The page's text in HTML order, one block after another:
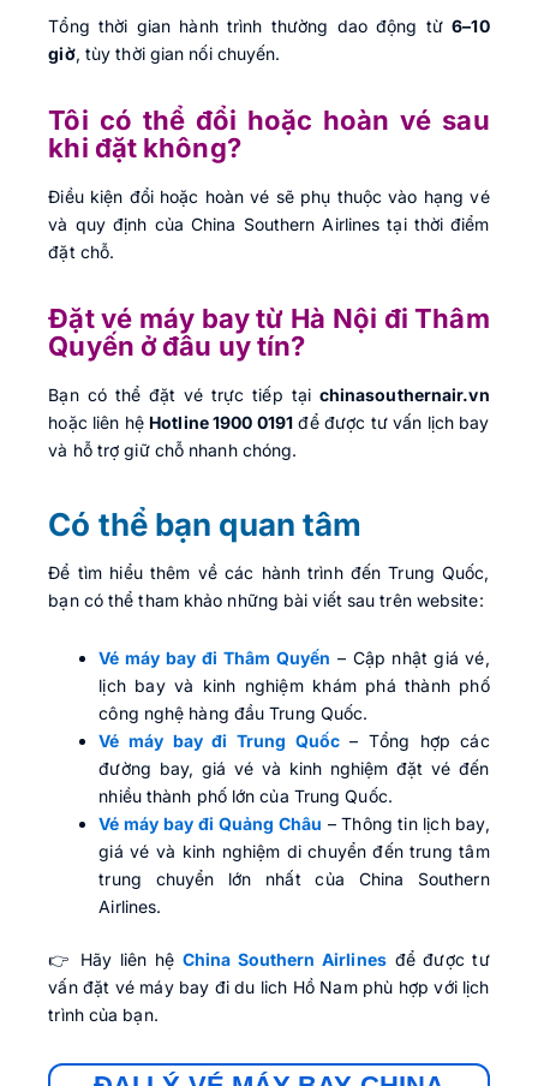
Tổng thời gian hành trình thường dao động từ6–10
giờ, tùy thời gian nối chuyến.
Tôi có thể đổi hoặc hoàn vé sau
khi đặt không?
Điều kiện đổi hoặc hoàn vé sẽ phụ thuộc vào hạng vé
và quy định của China Southern Airlines tại thời điểm
đặt chỗ.
Đặt vé máy bay từ Hà Nội đi Thâm
Quyến ở đâu uy tín?
Bạn có thể đặt vé trực tiếp tại chinasouthernair.vn
hoặc liên hệ Hotline 1900 0191 để được tư vấn lịch bay
và hỗ trợ giữ chỗ nhanh chóng.
Có thể bạn quan tâm
Để tìm hiểu thêm về các hành trình đến Trung Quốc,
bạn có thể tham khảo những bài viết sau trên website:
Vé máy bay đi Thâm Quyến – Cập nhật giá vé,
lịch bay và kinh nghiệm khám phá thành phố
công nghệ hàng đầu Trung Quốc.
Vé máy bay đi Trung Quốc – Tổng hợp các
đường bay, giá vé và kinh nghiệm đặt vé đến
nhiều thành phố lớn của Trung Quốc.
Vé máy bay đi Quảng Châu – Thông tin lịch bay,
giá vé và kinh nghiệm di chuyển đến trung tâm
trung chuyển lớn nhất của China Southern
Airlines.
👉 Hãy liên hệ China Southern Airlinesđể được tư
vấn đặt vé máy bay đi du lich Hồ Nam phù hợp với lịch
trình của bạn.